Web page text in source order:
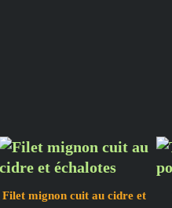
Filet mignon cuit au cidre et